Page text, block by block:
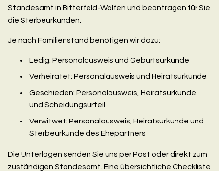
Standesamt in Bitterfeld-Wolfen und beantragen für Sie
die Sterbeurkunden.
Je nach Familienstand benötigen wir dazu:
Ledig: Personalausweis und Geburtsurkunde
Verheiratet: Personalausweis und Heiratsurkunde
Geschieden: Personalausweis, Heiratsurkunde
und Scheidungsurteil
Verwitwet: Personalausweis, Heiratsurkunde und
Sterbeurkunde des Ehepartners
Die Unterlagen senden Sie uns per Post oder direkt zum
zuständigen Standesamt. Eine übersichtliche Checkliste